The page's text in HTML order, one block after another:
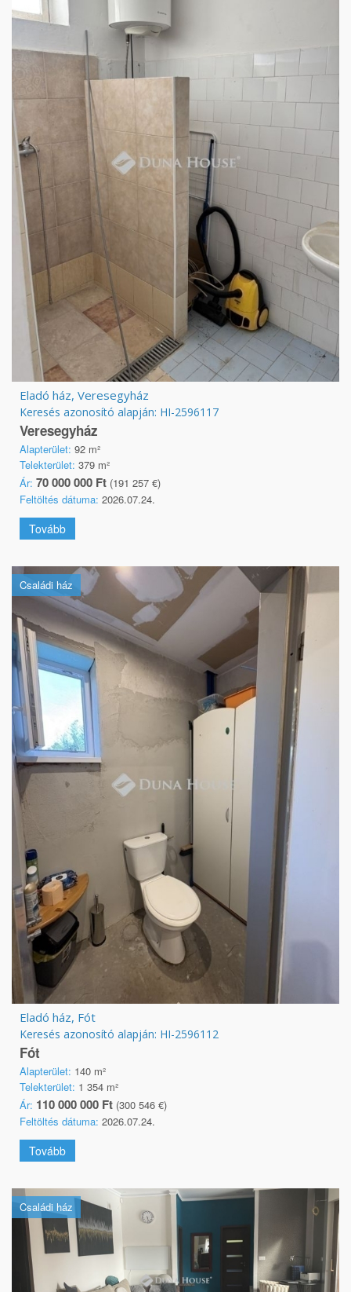
Eladó ház, Veresegyház
Keresés azonosító alapján: HI-2596117
Veresegyház
Alapterület: 92 m²
Telekterület: 379 m²
Ár: 70 000 000 Ft (191 257 €)
Feltöltés dátuma: 2026.07.24.
Tovább
Családi ház
Eladó ház, Fót
Keresés azonosító alapján: HI-2596112
Fót
Alapterület: 140 m²
Telekterület: 1 354 m²
Ár: 110 000 000 Ft (300 546 €)
Feltöltés dátuma: 2026.07.24.
Tovább
Családi ház